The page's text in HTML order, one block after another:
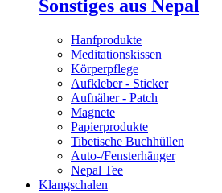
Sonstiges aus Nepal
Hanfprodukte
Meditationskissen
Körperpflege
Aufkleber - Sticker
Aufnäher - Patch
Magnete
Papierprodukte
Tibetische Buchhüllen
Auto-/Fensterhänger
Nepal Tee
Klangschalen